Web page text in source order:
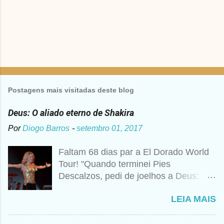
Postagens mais visitadas deste blog
Deus: O aliado eterno de Shakira
PorDiogo Barros - setembro 01, 2017
Faltam 68 dias par a El Dorado World
Tour! "Quando terminei Pies
Descalzos, pedi de joelhos a Deus:
vender 1 milhão de cópias! A
curiosidade é que prometi algo e a
LEIA MAIS